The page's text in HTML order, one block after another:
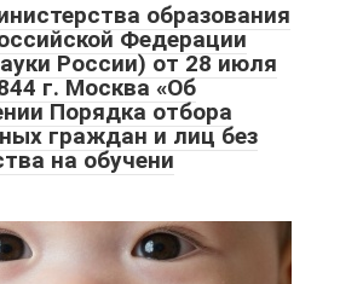
образования
Федерации
России) от 28 июля
г. Москва «Об
Порядка отбора
граждан и лиц без
на обучени